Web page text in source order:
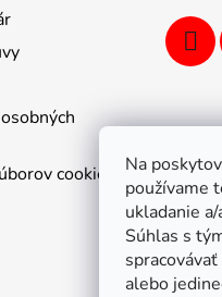
Na
používame
ukladanie
Súhlas s
alebo
cookie